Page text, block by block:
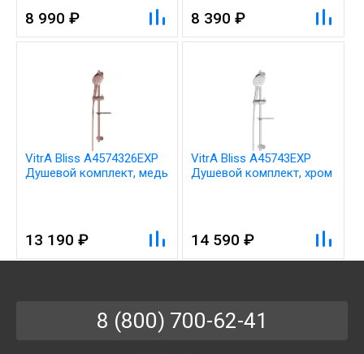
8 990 ₽ 8 390 ₽
VitrA Bliss A4574326EXP
Душевой комплект, медь
13 190 ₽
VitrA Bliss A45743EXP
Душевой комплект, хром
14 590 ₽
8 (800) 700-62-41